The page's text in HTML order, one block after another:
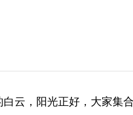
云，阳光正好，大家集